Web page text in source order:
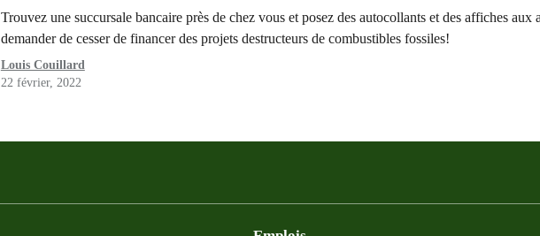
Trouvez une succursale bancaire près de chez vous et posez des autocollants et des affiches aux
demander de cesser de financer des projets destructeurs de combustibles fossiles!
Louis Couillard
22 février, 2022